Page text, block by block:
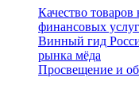
Качество
финансовых услуг
Винный гид
рынка мёда
Просвещение и